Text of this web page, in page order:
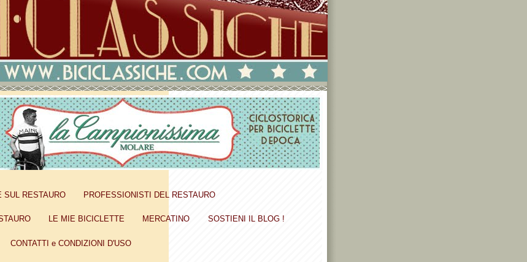
SUL RESTAURO PROFESSIONISTI DEL RESTAURO
LE MIE BICICLETTE MERCATINO SOSTIENI IL BLOG !
CONTATTI e CONDIZIONI D'USO